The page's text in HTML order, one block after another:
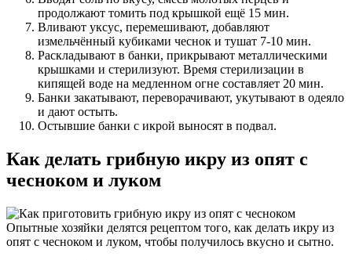
продолжают томить под крышкой ещё 15 мин.
Вливают уксус, перемешивают, добавляют
измельчённый кубиками чеснок и тушат 7-10 мин.
Раскладывают в банки, прикрывают металлическими
крышками и стерилизуют. Время стерилизации в
кипящей воде на медленном огне составляет 20 мин.
Банки закатывают, переворачивают, укутывают в одеяло
и дают остыть.
Остывшие банки с икрой выносят в подвал.
Как делать грибную икру из опят с
чесноком и луком
Опытные хозяйки делятся рецептом того, как делать икру из
опят с чесноком и луком, чтобы получилось вкусно и сытно.